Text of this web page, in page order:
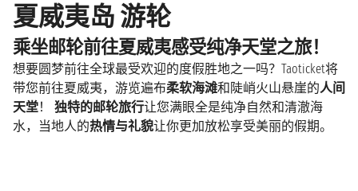
夏威夷岛 游轮
乘坐邮轮前往夏威夷感受纯净天堂之旅！
想要圆梦前往全球最受欢迎的度假胜地之一吗？Taoticket将
带您前往夏威夷，游览遍布柔软海滩和陡峭火山悬崖的人间
天堂！ 独特的邮轮旅行让您满眼全是纯净自然和清澈海
水，当地人的热情与礼貌让你更加放松享受美丽的假期。